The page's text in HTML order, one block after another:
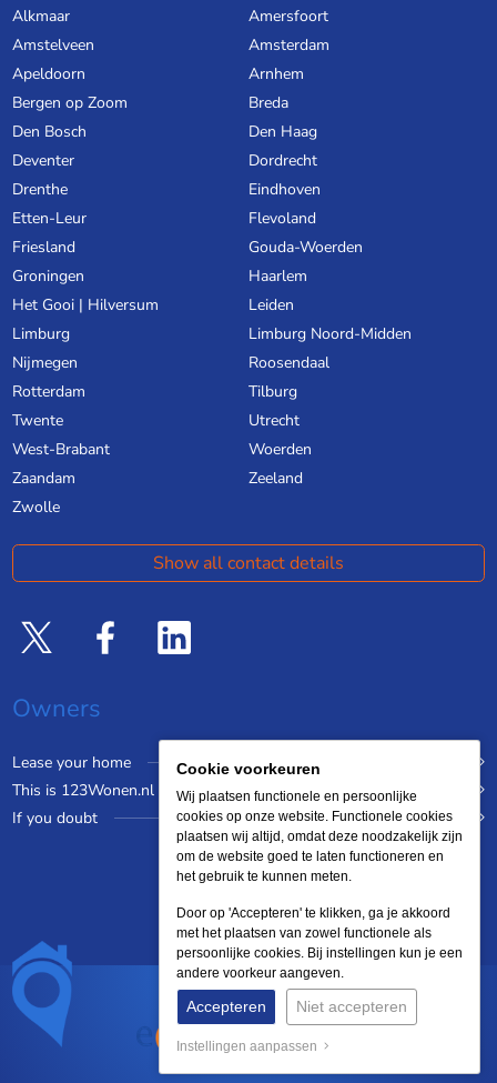
Alkmaar
Amersfoort
Amstelveen
Amsterdam
Apeldoorn
Arnhem
Bergen op Zoom
Breda
Den Bosch
Den Haag
Deventer
Dordrecht
Drenthe
Eindhoven
Etten-Leur
Flevoland
Friesland
Gouda-Woerden
Groningen
Haarlem
Het Gooi | Hilversum
Leiden
Limburg
Limburg Noord-Midden
Nijmegen
Roosendaal
Rotterdam
Tilburg
Twente
Utrecht
West-Brabant
Woerden
Zaandam
Zeeland
Zwolle
Show all contact details
Owners
Lease your home
This is 123Wonen.nl
If you doubt
Cookie voorkeuren
Wij plaatsen functionele en persoonlijke
cookies op onze website. Functionele cookies
plaatsen wij altijd, omdat deze noodzakelijk zijn
om de website goed te laten functioneren en
het gebruik te kunnen meten.
Door op 'Accepteren' te klikken, ga je akkoord
met het plaatsen van zowel functionele als
persoonlijke cookies. Bij instellingen kun je een
andere voorkeur aangeven.
Accepteren Niet accepteren
Instellingen aanpassen